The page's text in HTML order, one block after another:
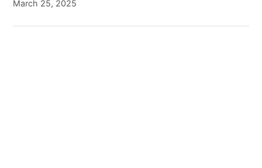
March 25, 2025